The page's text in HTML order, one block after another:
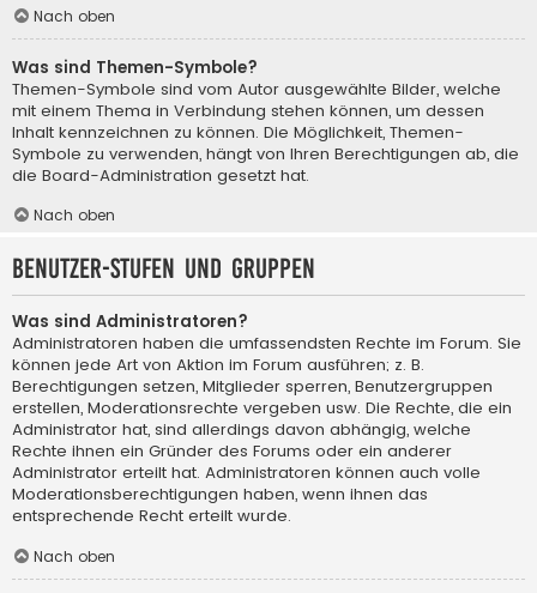
Nach oben
Was sind Themen-Symbole?
Themen-Symbole sind vom Autor ausgewählte Bilder, welche
mit einem Thema in Verbindung stehen können, um dessen
Inhalt kennzeichnen zu können. Die Möglichkeit, Themen-
Symbole zu verwenden, hängt von Ihren Berechtigungen ab, die
die Board-Administration gesetzt hat.
Nach oben
Benutzer-Stufen und Gruppen
Was sind Administratoren?
Administratoren haben die umfassendsten Rechte im Forum. Sie
können jede Art von Aktion im Forum ausführen; z. B.
Berechtigungen setzen, Mitglieder sperren, Benutzergruppen
erstellen, Moderationsrechte vergeben usw. Die Rechte, die ein
Administrator hat, sind allerdings davon abhängig, welche
Rechte ihnen ein Gründer des Forums oder ein anderer
Administrator erteilt hat. Administratoren können auch volle
Moderationsberechtigungen haben, wenn ihnen das
entsprechende Recht erteilt wurde.
Nach oben